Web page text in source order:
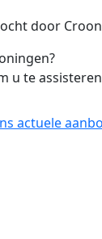
door
u te
actuele